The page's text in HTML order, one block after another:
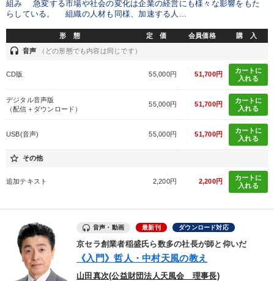
2026年春季全国経営者セミナー収録講演ＣＤ・講演ＤＶＤ・デジ
売上直結の営業力や販売力を獲得する
最新トレンドと時代の潮流を押さえる
2025年春季全国経営者セミナー収録講演ＣＤ・講演ＤＶＤ・デジ
タル版（音声／動画ストリーミング・ダウンロード）
仕事のスキルと人間力を高める知恵を身につける
企業戦略に学ぶ
目的別
組み 急変する市場や社会の変化は企業の経営にも様々な影響をもた
らしている。 組織の人材も同様、加速する人...
形 態 定 価 会員価格 購 入
headset 音声 （どの形態でも内容は同じです）
CD版 55,000円 51,700円
カートに
入れる
デジタル音声版
（配信＋ダウンロード）
55,000円 51,700円
カートに
入れる
USB(音声) 55,000円 51,700円
カートに
入れる
star_border その他
追加テキスト 2,200円 2,200円
カートに
入れる
音声・動画 最新刊 ダウンロード対応
京セラ創業者稲盛氏ら数多の社長が師と仰いだ
《入門》哲人・中村天風の教え
山田真次(公益財団法人天風会 理事長)